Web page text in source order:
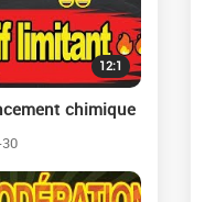
12:1
chimique